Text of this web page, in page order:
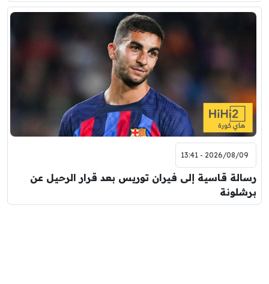
2026/08/09 - 13:41
رسالة قاسية إلى فيران توريس بعد قرار الرحيل عن
برشلونة